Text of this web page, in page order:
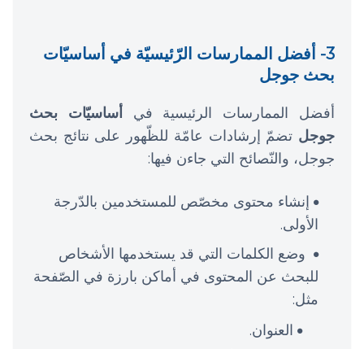
3- أفضل الممارسات الرّئيسيّة في أساسيّات
بحث جوجل
أفضل الممارسات الرئيسية في
أساسيّات بحث
جوجل تضمّ إرشادات عامّة للظّهور على نتائج بحث
جوجل، والنّصائح التي جاءن فيها:
إنشاء محتوى مخصّص للمستخدمين بالدّرجة
الأولى.
وضع الكلمات التي قد يستخدمها الأشخاص
للبحث عن المحتوى في أماكن بارزة في الصّفحة
مثل:
العنوان.